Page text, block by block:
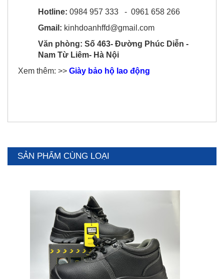
Hotline: 0984 957 333 - 0961 658 266
Gmail: kinhdoanhffd@gmail.com
Văn phòng: Số 463- Đường Phúc Diễn -
Nam Từ Liêm- Hà Nội
Xem thêm: >> Giày bảo hộ lao động
SẢN PHẨM CÙNG LOẠI